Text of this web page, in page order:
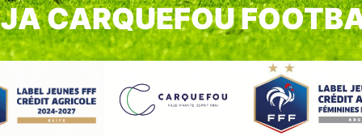
CARQUEFOU